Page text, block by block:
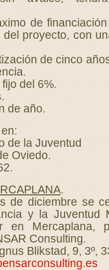
de
proyecto, con
de cinco
del 6%.
de año.
de la Juventud
Oviedo.
.
de diciembre se
y la Juventud
en Mercaplana,
Consulting.
Blikstad, 9, 3º,